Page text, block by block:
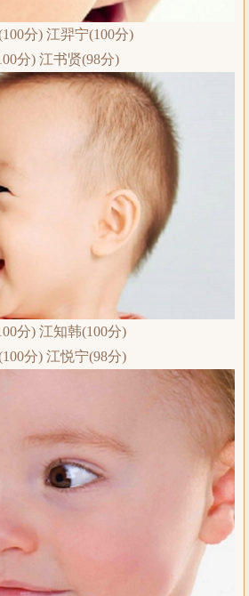
分) 江羿宁(100分)
分) 江书贤(98分)
分) 江知韩(100分)
分) 江悦宁(98分)